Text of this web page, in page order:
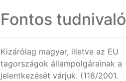
Fontos tudnivaló
Kizárólag magyar, illetve az EU
tagországok állampolgárainak a
jelentkezését várjuk. (118/2001.